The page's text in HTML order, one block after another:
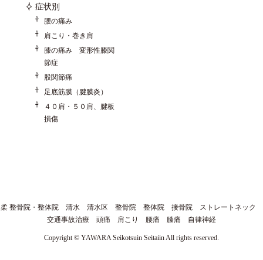
症状別
腰の痛み
肩こり・巻き肩
膝の痛み 変形性膝関
節症
股関節痛
足底筋膜（腱膜炎）
４０肩・５０肩、腱板
損傷
柔 整骨院・整体院 清水 清水区 整骨院 整体院 接骨院 ストレートネック
交通事故治療 頭痛 肩こり 腰痛 膝痛 自律神経
Copyright © YAWARA Seikotsuin Seitaiin All rights reserved.